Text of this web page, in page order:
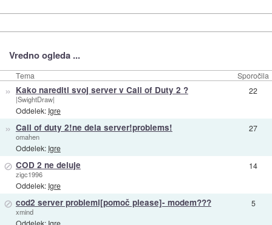
Vredno ogleda ...
Tema Sporočila
» Kako narediti svoj server v Call of Duty 2 ?
|SwightDraw|
Oddelek: Igre
22
» Call of duty 2!ne dela server!problems!
omahen
Oddelek: Igre
27
⊘ COD 2 ne deluje
zigc1996
Oddelek: Igre
14
⊘ cod2 server problemi[pomoč please]- modem???
xmind
5